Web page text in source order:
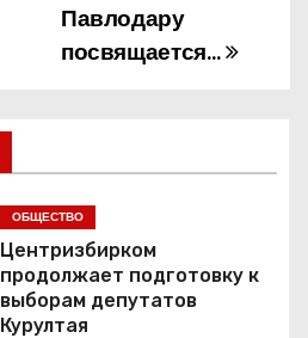
Павлодару
посвящается…
ОБЩЕСТВО
Центризбирком
продолжает подготовку к
выборам депутатов
Курултая